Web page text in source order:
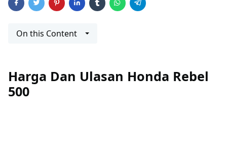
On this Content
Harga Dan Ulasan Honda Rebel
500